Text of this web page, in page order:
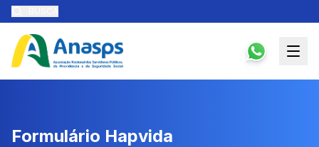
Formulário Hapvida